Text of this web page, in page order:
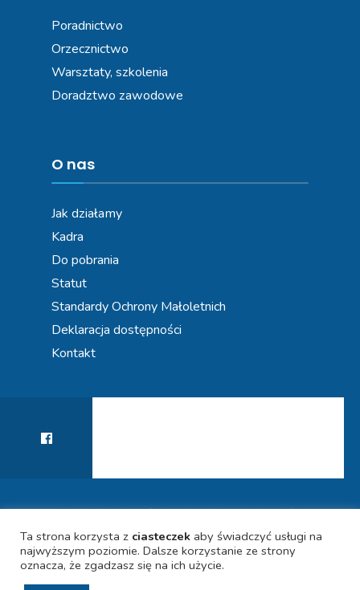
Poradnictwo
Orzecznictwo
Warsztaty, szkolenia
Doradztwo zawodowe
O nas
Jak działamy
Kadra
Do pobrania
Statut
Standardy Ochrony Małoletnich
Deklaracja dostępności
Kontakt
KIERUNEK PRZYSZŁOŚĆ! WSPIERAMY KARIERY
© 2021 SPECJALISTYCZNA PORADNIA PSYCHOLOGICZNO-
PEDAGOGICZNA PN. "Krakowski Ośrodek Kariery" w Krakowie.
Ta strona korzysta z ciasteczek aby świadczyć usługi na
najwyższym poziomie. Dalsze korzystanie ze strony
oznacza, że zgadzasz się na ich użycie.